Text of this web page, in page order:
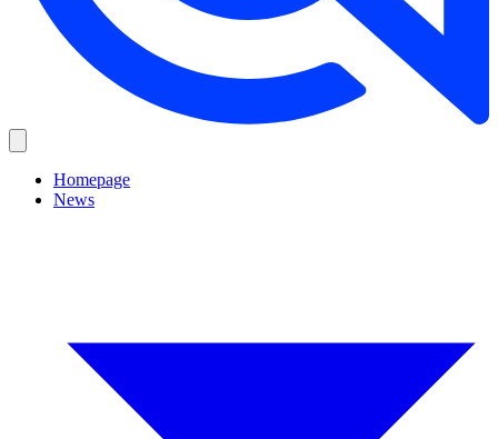
Homepage
News